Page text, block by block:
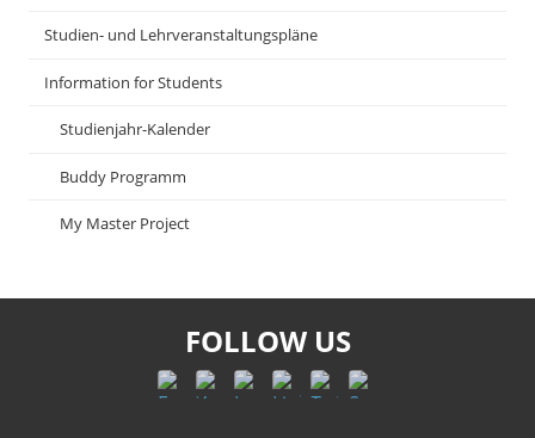
Studien- und Lehrveranstaltungspläne
Information for Students
Studienjahr-Kalender
Buddy Programm
My Master Project
FOLLOW US